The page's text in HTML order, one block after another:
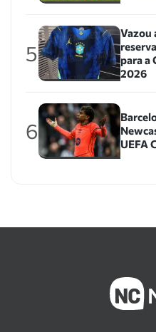
5
Vazou
para a
2026
6
UEFA